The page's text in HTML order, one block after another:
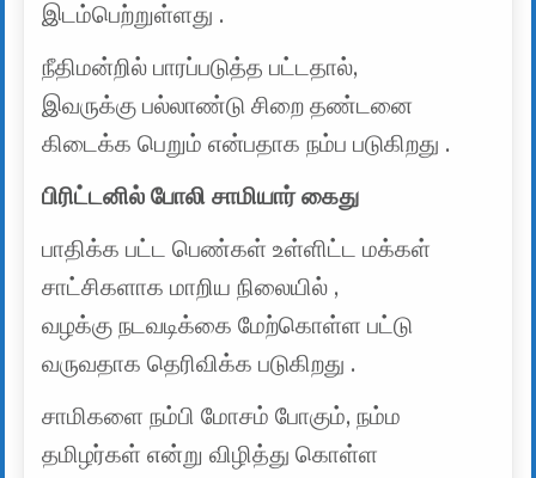
இடம்பெற்றுள்ளது .
நீதிமன்றில் பாரப்படுத்த பட்டதால்,
இவருக்கு பல்லாண்டு சிறை தண்டனை
கிடைக்க பெறும் என்பதாக நம்ப படுகிறது .
பிரிட்டனில் போலி சாமியார் கைது
பாதிக்க பட்ட பெண்கள் உள்ளிட்ட மக்கள்
சாட்சிகளாக மாறிய நிலையில் ,
வழக்கு நடவடிக்கை மேற்கொள்ள பட்டு
வருவதாக தெரிவிக்க படுகிறது .
சாமிகளை நம்பி மோசம் போகும், நம்ம
தமிழர்கள் என்று விழித்து கொள்ள